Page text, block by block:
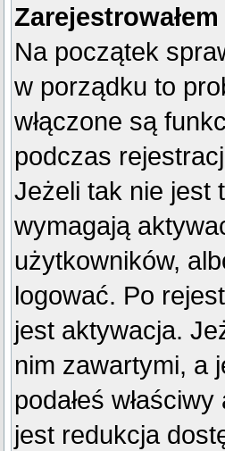
Na początek
w porządku to
włączone są
podczas
Jeżeli tak nie jest
wymagają
użytkowników,
logować. Po
jest aktywacja.
nim zawartymi, a
podałeś
jest redukcja